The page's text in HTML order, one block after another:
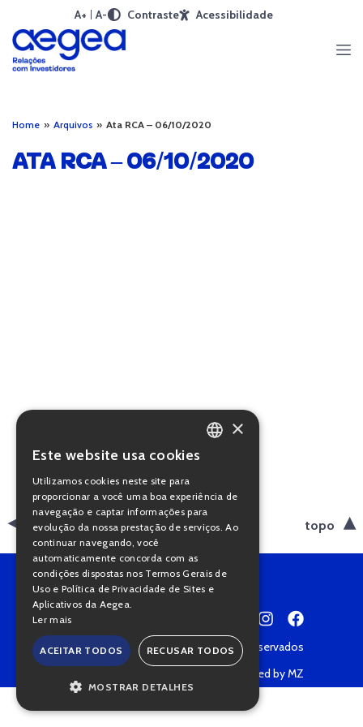
A+ A- Contraste Acessibilidade
Home » Arquivos » Ata RCA – 06/10/2020
ATA RCA – 06/10/2020
voltar topo
Copyright © 2022 • Todos os direitos reservados
Powered by MZ
PORTUGUESE
×
Este website usa cookies
Utilizamos cookies neste site para
proporcionar a você uma boa experiência de
navegação e captar informações para
evolução da nossa prestação de serviços. Ao
continuar navegando, você
automaticamente concorda com as
condições dispostas nos Termos Gerais de
Uso e Política de Privacidade de Sites e
Aplicativos da Aegea.
Ler mais
ACEITAR TODOS RECUSAR TODOS
MOSTRAR DETALHES